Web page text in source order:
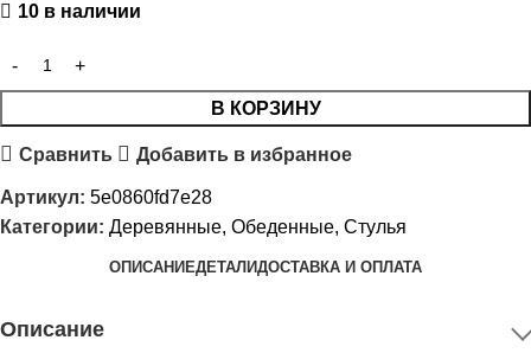
10 в наличии
В КОРЗИНУ
Сравнить Добавить в избранное
Артикул: 5e0860fd7e28
Категории: Деревянные, Обеденные, Стулья
ОПИСАНИЕДЕТАЛИДОСТАВКА И ОПЛАТА
Описание